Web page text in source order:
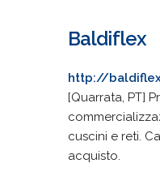
Baldiflex
http://
[Quarrata, PT]
cuscini e reti.
acquisto.